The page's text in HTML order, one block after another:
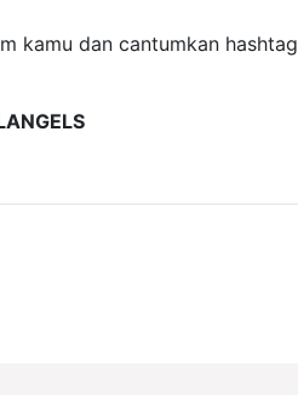
kamu dan cantumkan hashtag